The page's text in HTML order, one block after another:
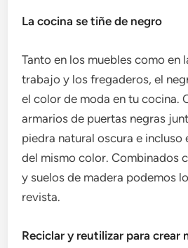
La cocina se tiñe de negro
Tanto en los muebles como en
trabajo y los fregaderos, el
el color de moda en tu cocina.
armarios de puertas negras
piedra natural oscura e
del mismo color. Combinados
y suelos de madera podemos
revista.
Reciclar y reutilizar para crear